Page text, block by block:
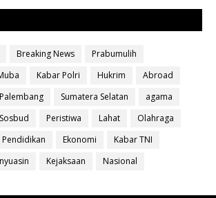
Breaking News
Prabumulih
Kabar Polri Hukrim
Abroad
Palembang Sumatera Selatan
agama
Sosbud Peristiwa Lahat
Olahraga
Pendidikan Ekonomi
Kabar TNI
Kejaksaan Nasional